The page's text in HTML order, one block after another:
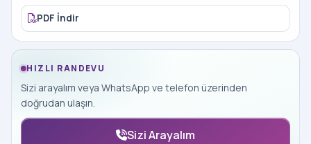
PDF İndir
HIZLI RANDEVU
Sizi arayalım veya WhatsApp ve telefon üzerinden
doğrudan ulaşın.
Sizi Arayalım